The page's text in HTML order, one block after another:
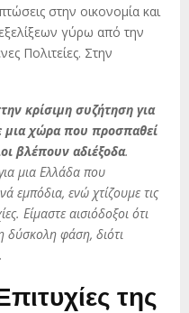
στην οικονομία και
γύρω από την
Πολιτείες. Στην
κρίσιμη συζήτηση για
μια χώρα που προσπαθεί
βλέπουν αδιέξοδα.
μια Ελλάδα που
εμπόδια, ενώ χτίζουμε τις
Είμαστε αισιόδοξοι ότι
δύσκολη φάση, διότι
της